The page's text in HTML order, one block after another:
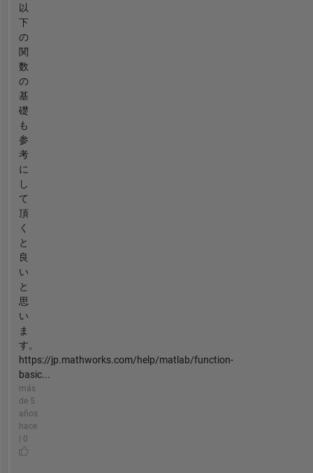
以
下
の
関
数
の
基
礎
も
参
考
に
し
て
頂
く
と
良
い
と
思
い
ま
す。
https://jp.mathworks.com/help/matlab/function-
basic...
más
de 5
años
hace
| 0